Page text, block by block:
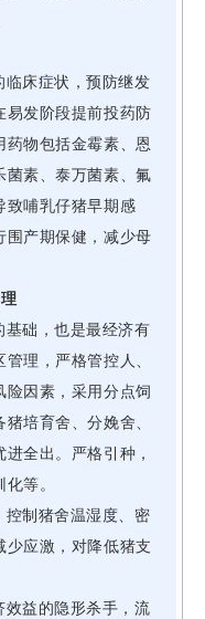
临床症状，预防继发
易发阶段提前投药防
药物包括金霉素、恩
菌素、泰万菌素、氟
致哺乳仔猪早期感
围产期保健，减少母
基础，也是最经济有
理，严格管控人、
因素，采用分点饲
培育舍、分娩舍、
全出。严格引种，
等。
控制猪舍温湿度、密
少应激，对降低猪支
效益的隐形杀手，流